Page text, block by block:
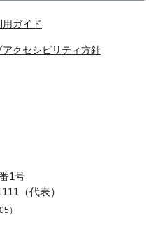
用ガイド
アクセシビリティ方針
1号
（代表）
）